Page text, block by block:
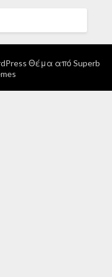
Θέμα από Superb